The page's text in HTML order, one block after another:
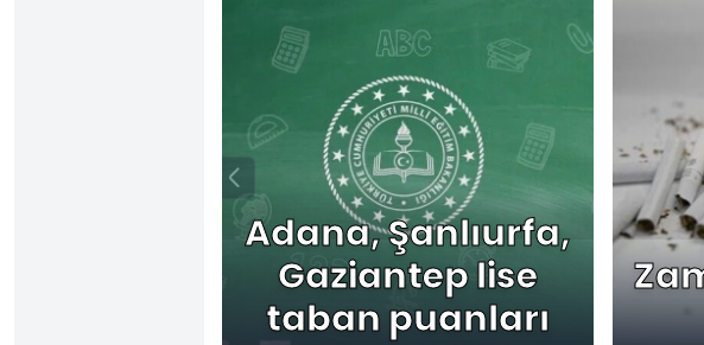
Adana, Şanlıurfa,
Gaziantep lise
taban puanları